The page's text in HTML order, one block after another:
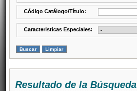
Código Catálogo/Título:
Caracteristicas Especiales:
Resultado de la Búsqueda